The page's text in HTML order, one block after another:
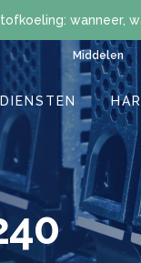
wanneer,
Middelen
DIENSTEN